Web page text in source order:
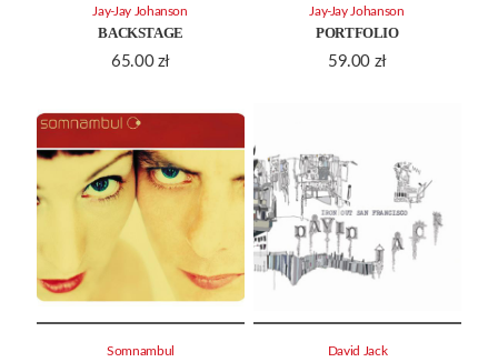
BACKSTAGE
65.00 zł
Jay-Jay Johanson
PORTFOLIO
59.00 zł
Jay-Jay Johanson
Somnambul David Jack